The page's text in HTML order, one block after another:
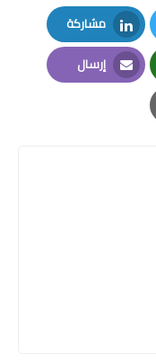
مشاركة
LinkedIn
إرسال
Email